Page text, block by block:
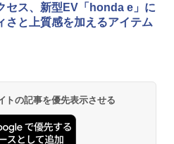
セス、新型EV「honda e」に
さと上質感を加えるアイテム
トの記事を優先表示させる